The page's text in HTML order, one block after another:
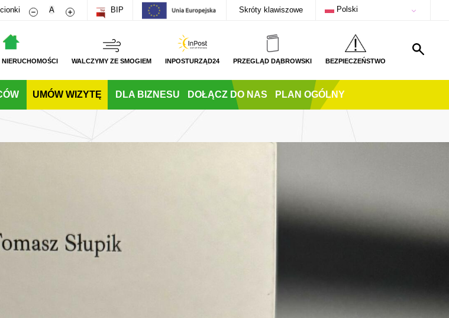
Zmniejsz rozmiar czcionki
A Zwiększ rozmiar czcionki
BIP Skróty klawiszowe Polski
WALCZYMY ZE SMOGIEM INPOSTURZĄD24 PRZEGLĄD DĄBROWSKI BEZPIECZEŃSTWO
UMÓW WIZYTĘ DLA BIZNESU DOŁĄCZ DO NAS PLAN OGÓLNY